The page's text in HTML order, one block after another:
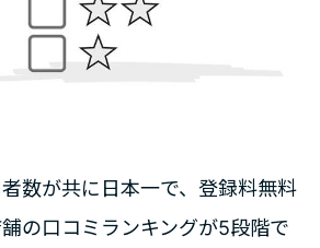
数が共に日本一で、登録料無料
の口コミランキングが5段階で